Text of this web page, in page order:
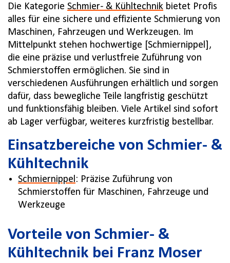
Die Kategorie Schmier- & Kühltechnik bietet Profis
alles für eine sichere und effiziente Schmierung von
Maschinen, Fahrzeugen und Werkzeugen. Im
Mittelpunkt stehen hochwertige [Schmiernippel],
die eine präzise und verlustfreie Zuführung von
Schmierstoffen ermöglichen. Sie sind in
verschiedenen Ausführungen erhältlich und sorgen
dafür, dass bewegliche Teile langfristig geschützt
und funktionsfähig bleiben. Viele Artikel sind sofort
ab Lager verfügbar, weiteres kurzfristig bestellbar.
Einsatzbereiche von Schmier- &
Kühltechnik
Schmiernippel: Präzise Zuführung von
Schmierstoffen für Maschinen, Fahrzeuge und
Werkzeuge
Vorteile von Schmier- &
Kühltechnik bei Franz Moser